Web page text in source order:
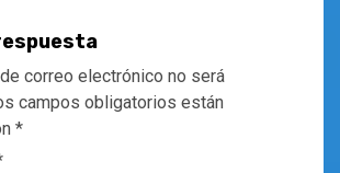
correo electrónico no será
campos obligatorios están
*